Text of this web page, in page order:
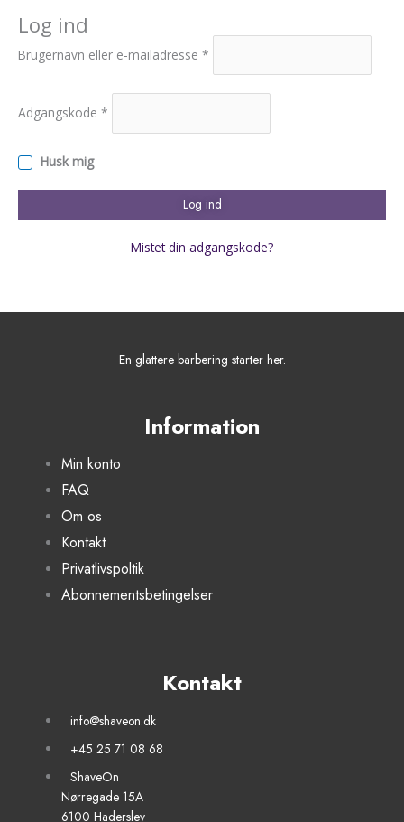
Log ind
Brugernavn eller e-mailadresse *
Adgangskode *
Husk mig
Log ind
Mistet din adgangskode?
En glattere barbering starter her.
Information
Min konto
FAQ
Om os
Kontakt
Privatlivspoltik
Abonnementsbetingelser
Kontakt
info@shaveon.dk
+45 25 71 08 68
ShaveOn
Nørregade 15A
6100 Haderslev